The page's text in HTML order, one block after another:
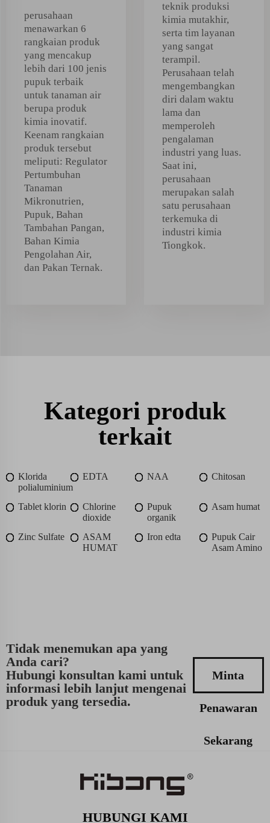
perusahaan
menawarkan 6
rangkaian produk
yang mencakup
lebih dari 100 jenis
pupuk terbaik
untuk tanaman air
berupa produk
kimia inovatif.
Keenam rangkaian
produk tersebut
meliputi: Regulator
Pertumbuhan
Tanaman
Mikronutrien,
Pupuk, Bahan
Tambahan Pangan,
Bahan Kimia
Pengolahan Air,
dan Pakan Ternak.
teknik produksi
kimia mutakhir,
serta tim layanan
yang sangat
terampil.
Perusahaan telah
mengembangkan
diri dalam waktu
lama dan
memperoleh
pengalaman
industri yang luas.
Saat ini,
perusahaan
merupakan salah
satu perusahaan
terkemuka di
industri kimia
Tiongkok.
Kategori produk
terkait
Klorida
polialuminium
EDTA NAA Chitosan
Tablet klorin
Chlorine
dioxide
Pupuk
organik
Asam humat
Zinc Sulfate
ASAM
HUMAT
Iron edta
Pupuk Cair
Asam Amino
Tidak menemukan apa yang
Anda cari?
Hubungi konsultan kami untuk
informasi lebih lanjut mengenai
produk yang tersedia.
Minta
Penawaran
Sekarang
HUBUNGI KAMI